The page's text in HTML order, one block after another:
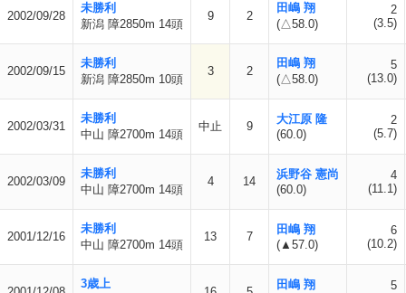
2002/09/28
未勝利
新潟 障2850m 14頭
9 2
田嶋 翔
(△58.0)
2
(3.5)
2002/09/15
未勝利
新潟 障2850m 10頭
3 2
田嶋 翔
(△58.0)
5
(13.0)
2002/03/31
未勝利
中山 障2700m 14頭
中止 9
大江原 隆
(60.0)
2
(5.7)
2002/03/09
未勝利
中山 障2700m 14頭
4 14
浜野谷 憲尚
(60.0)
4
(11.1)
2001/12/16
未勝利
中山 障2700m 14頭
13 7
田嶋 翔
(▲57.0)
6
(10.2)
3歳上 田嶋 翔
5